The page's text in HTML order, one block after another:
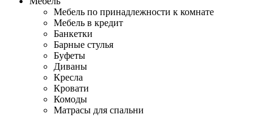
Мебель по принадлежности к комнате
Мебель в кредит
Банкетки
Барные стулья
Буфеты
Диваны
Кресла
Кровати
Комоды
Матрасы для спальни